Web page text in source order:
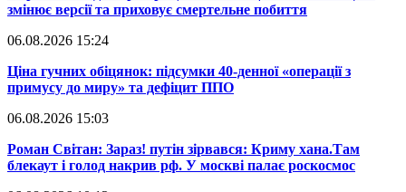
змінює версії та приховує смертельне побиття
06.08.2026 15:24
​Ціна гучних обіцянок: підсумки 40-денної «операції з
примусу до миру» та дефіцит ППО
06.08.2026 15:03
​Роман Світан: Зараз! путін зірвався: Криму хана.Там
блекаут і голод накрив рф. У москві палає роскосмос